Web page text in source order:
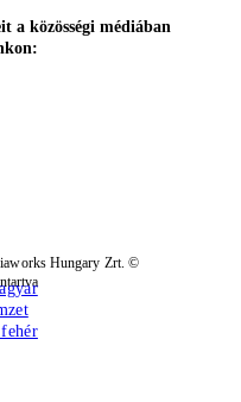
a közösségi médiában
Hungary Zrt. ©